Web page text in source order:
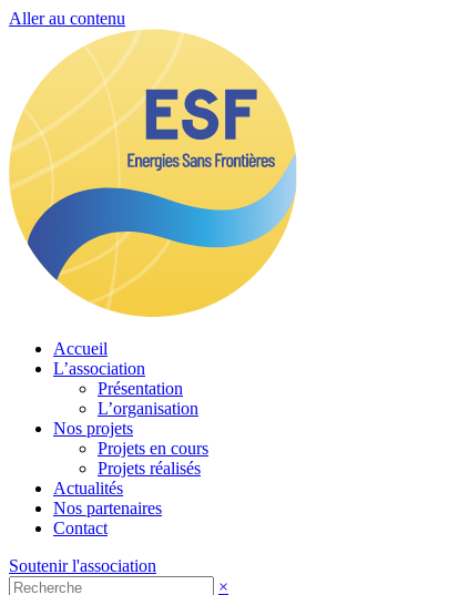
Aller au contenu
Accueil
L’association
Présentation
L’organisation
Nos projets
Projets en cours
Projets réalisés
Actualités
Nos partenaires
Contact
Soutenir l'association
×